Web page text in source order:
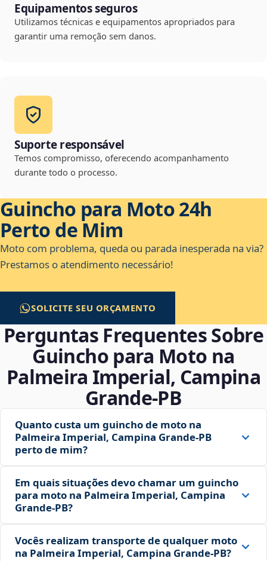
Equipamentos seguros
Utilizamos técnicas e equipamentos apropriados para
garantir uma remoção sem danos.
Suporte responsável
Temos compromisso, oferecendo acompanhamento
durante todo o processo.
Guincho para Moto 24h
Perto de Mim
Moto com problema, queda ou parada inesperada na via?
Prestamos o atendimento necessário!
SOLICITE SEU ORÇAMENTO
Perguntas Frequentes Sobre
Guincho para Moto na
Palmeira Imperial, Campina
Grande‑PB
Quanto custa um guincho de moto na
Palmeira Imperial, Campina Grande‑PB
perto de mim?
Em quais situações devo chamar um guincho
para moto na Palmeira Imperial, Campina
Grande‑PB?
Vocês realizam transporte de qualquer moto
na Palmeira Imperial, Campina Grande‑PB?